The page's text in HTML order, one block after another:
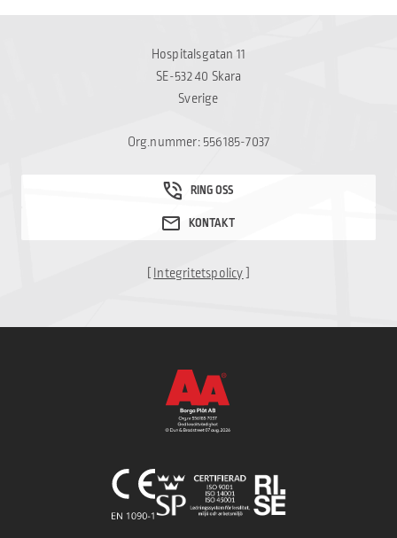
Hospitalsgatan 11
SE-532 40 Skara
Sverige
Org.nummer: 556185-7037
[Integritetspolicy]